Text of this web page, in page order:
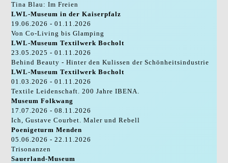
Tina Blau: Im Freien
LWL-Museum in der Kaiserpfalz
19.06.2026 - 01.11.2026
Von Co-Living bis Glamping
LWL-Museum Textilwerk Bocholt
23.05.2025 - 01.11.2026
Behind Beauty - Hinter den Kulissen der Schönheitsindustrie
LWL-Museum Textilwerk Bocholt
01.03.2026 - 01.11.2026
Textile Leidenschaft. 200 Jahre IBENA.
Museum Folkwang
17.07.2026 - 08.11.2026
Ich, Gustave Courbet. Maler und Rebell
Poenigeturm Menden
05.06.2026 - 22.11.2026
Trisonanzen
Sauerland-Museum